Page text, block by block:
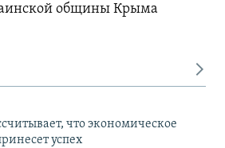
общины Крыма
что экономическое
успех